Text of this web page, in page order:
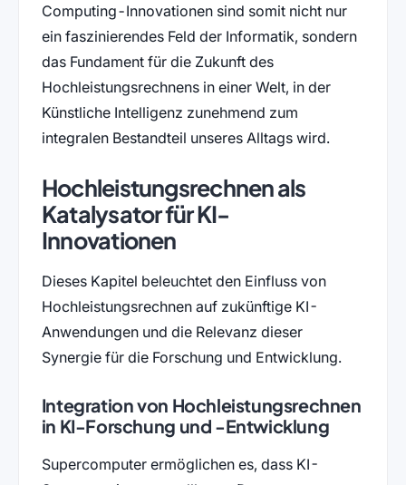
Computing-Innovationen sind somit nicht nur
ein faszinierendes Feld der Informatik, sondern
das Fundament für die Zukunft des
Hochleistungsrechnens in einer Welt, in der
Künstliche Intelligenz zunehmend zum
integralen Bestandteil unseres Alltags wird.
Hochleistungsrechnen als
Katalysator für KI-
Innovationen
Dieses Kapitel beleuchtet den Einfluss von
Hochleistungsrechnen auf zukünftige KI-
Anwendungen und die Relevanz dieser
Synergie für die Forschung und Entwicklung.
Integration von Hochleistungsrechnen
in KI-Forschung und -Entwicklung
Supercomputer ermöglichen es, dass KI-